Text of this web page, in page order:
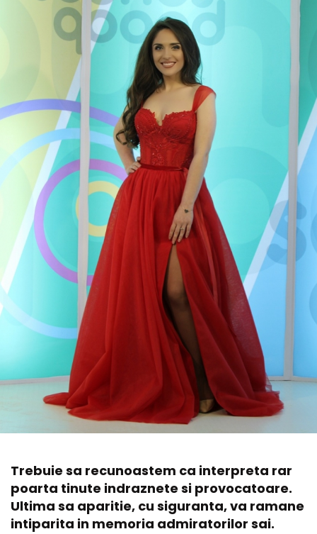
Trebuie sa recunoastem ca interpreta rar
poarta tinute indraznete si provocatoare.
Ultima sa aparitie, cu siguranta, va ramane
intiparita in memoria admiratorilor sai.